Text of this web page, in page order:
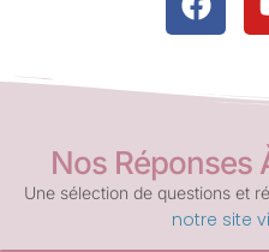
Nos Réponses
Une sélection de questions et
notre site